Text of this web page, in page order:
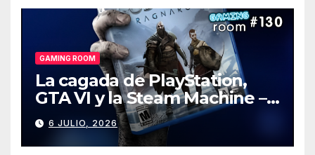
GAMING ROOM
La cagada de PlayStation,
GTA VI y la Steam Machine –
Gaming Room #130
6 JULIO, 2026